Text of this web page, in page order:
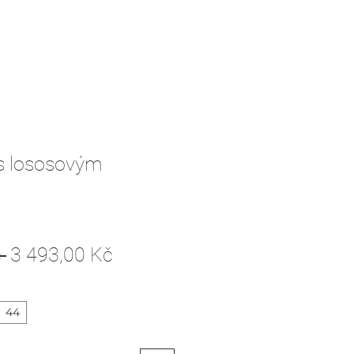
lososovým
Běžná
3 493,00 Kč
44